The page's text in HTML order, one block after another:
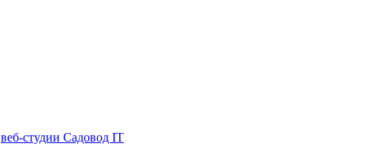
веб-студии Садовод IT